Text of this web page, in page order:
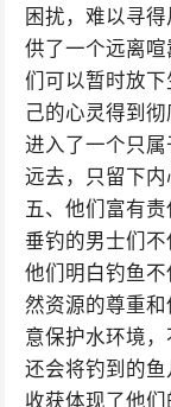
困扰，难以寻
供了一个远离
们可以暂时放
己的心灵得到
进入了一个只
远去，只留下内
五、他们富有
垂钓的男士们不
他们明白钓鱼
然资源的尊重
意保护水环境，
还会将钓到的
收获体现了他们